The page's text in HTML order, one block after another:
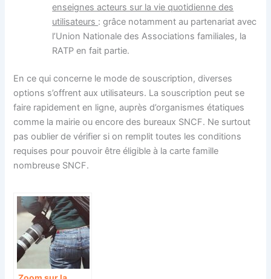
enseignes acteurs sur la vie quotidienne des
utilisateurs : grâce notamment au partenariat avec
l’Union Nationale des Associations familiales, la
RATP en fait partie.
En ce qui concerne le mode de souscription, diverses
options s’offrent aux utilisateurs. La souscription peut se
faire rapidement en ligne, auprès d’organismes étatiques
comme la mairie ou encore des bureaux SNCF. Ne surtout
pas oublier de vérifier si on remplit toutes les conditions
requises pour pouvoir être éligible à la carte famille
nombreuse SNCF.